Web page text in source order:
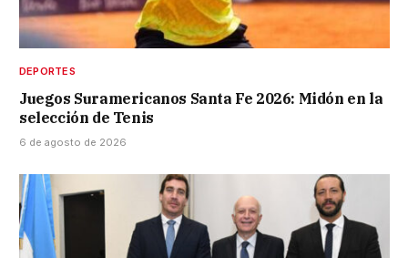
DEPORTES
Juegos Suramericanos Santa Fe 2026: Midón en la
selección de Tenis
6 de agosto de 2026